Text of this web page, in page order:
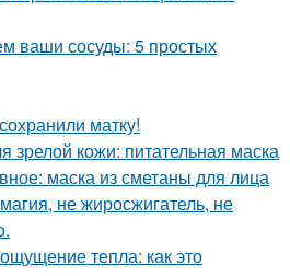
ваши сосуды: 5 простых
матку!
кожи: питательная маска
маска из сметаны для лица
не жиросжигатель, не
тепла: как это